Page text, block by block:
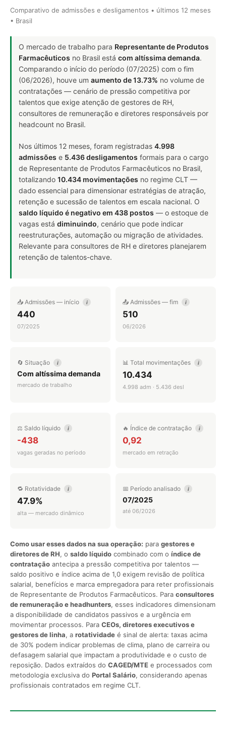
Comparativo de admissões e desligamentos • últimos 12 meses
• Brasil
O mercado de trabalho para Representante de Produtos
Farmacêuticos no Brasil está com altíssima demanda.
Comparando o início do período (07/2025) com o fim
(06/2026), houve um aumento de 13.73% no volume de
contratações — cenário de pressão competitiva por
talentos que exige atenção de gestores de RH,
consultores de remuneração e diretores responsáveis por
headcount no Brasil.
Nos últimos 12 meses, foram registradas 4.998
admissões e 5.436 desligamentos formais para o cargo
de Representante de Produtos Farmacêuticos no Brasil,
totalizando 10.434 movimentações no regime CLT —
dado essencial para dimensionar estratégias de atração,
retenção e sucessão de talentos em escala nacional. O
saldo líquido é negativo em 438 postos — o estoque de
vagas está diminuindo, cenário que pode indicar
reestruturações, automação ou migração de atividades.
Relevante para consultores de RH e diretores planejarem
retenção de talentos-chave.
📥 Admissões — início i
440
07/2025
📤 Admissões — fim i
510
06/2026
🔄 Situação i
Com altíssima demanda
mercado de trabalho
📊 Total movimentações i
10.434
4.998 adm · 5.436 desl
⚖️ Saldo líquido i
-438
vagas geradas no período
🔥 Índice de contratação i
0,92
mercado em retração
🔁 Rotatividade i
47.9%
alta — mercado dinâmico
📅 Período analisado i
07/2025
até 06/2026
Como usar esses dados na sua operação: para gestores e
diretores de RH, o saldo líquido combinado com o índice de
contratação antecipa a pressão competitiva por talentos —
saldo positivo e índice acima de 1,0 exigem revisão de política
salarial, benefícios e marca empregadora para reter profissionais
de Representante de Produtos Farmacêuticos. Para consultores
de remuneração e headhunters, esses indicadores dimensionam
a disponibilidade de candidatos passivos e a urgência em
movimentar processos. Para CEOs, diretores executivos e
gestores de linha, a rotatividade é sinal de alerta: taxas acima
de 30% podem indicar problemas de clima, plano de carreira ou
defasagem salarial que impactam a produtividade e o custo de
reposição. Dados extraídos do CAGED/MTE e processados com
metodologia exclusiva do Portal Salário, considerando apenas
profissionais contratados em regime CLT.